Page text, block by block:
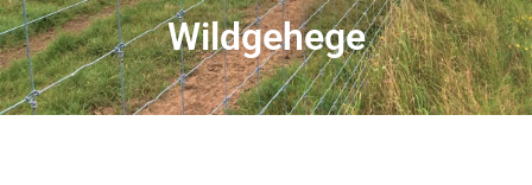
Wild­gehege